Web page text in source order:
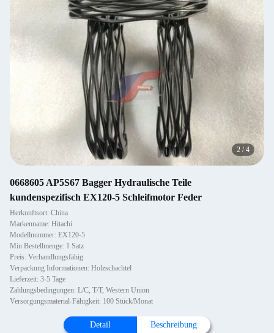
2 /4
0668605 AP5S67 Bagger Hydraulische Teile
kundenspezifisch EX120-5 Schleifmotor Feder
Herkunftsort: China
Markenname: Hitachi
Modellnummer: EX120-5
Min Bestellmenge: 1 Satz
Preis: Verhandlungsfähig
Verpackung Informationen: Holzschachtel
Lieferzeit: 3-5 Tage
Zahlungsbedingungen: L/C, T/T, Western Union
Versorgungsmaterial-Fähigkeit: 100 Stück/Monat
Detail Beschreibung